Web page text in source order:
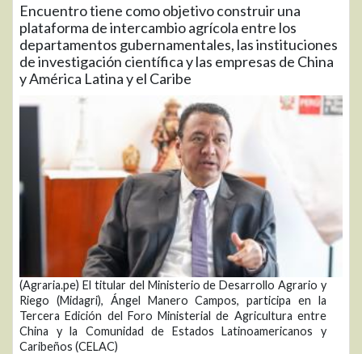
Encuentro tiene como objetivo construir una
plataforma de intercambio agrícola entre los
departamentos gubernamentales, las instituciones
de investigación científica y las empresas de China
y América Latina y el Caribe
(Agraria.pe) El titular del Ministerio de Desarrollo Agrario y
Riego (Midagri), Ángel Manero Campos, participa en la
Tercera Edición del Foro Ministerial de Agricultura entre
China y la Comunidad de Estados Latinoamericanos y
Caribeños (CELAC)